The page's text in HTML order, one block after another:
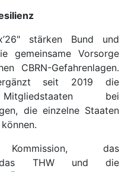
stärken Bund und
gemeinsame Vorsorge
CBRN-Gefahrenlagen.
seit 2019 die
bei
die einzelne Staaten
das
das THW und die